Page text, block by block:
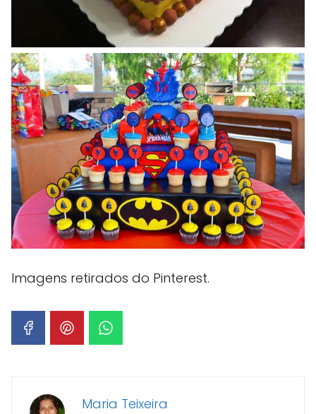
Imagens retirados do Pinterest.
Maria Teixeira